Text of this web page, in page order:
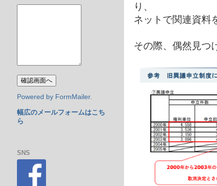
り、
ネットで関連資料
その際、偶然見
Powered by FormMailer.
幅広のメールフォームはこち
ら
SNS